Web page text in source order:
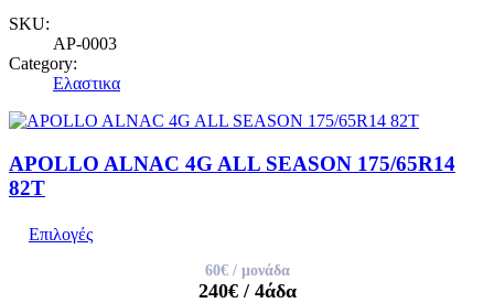
SKU:
AP-0003
Category:
Ελαστικα
APOLLO ALNAC 4G ALL SEASON 175/65R14
82T
Επιλογές
60€/ μονάδα
240€/ 4άδα